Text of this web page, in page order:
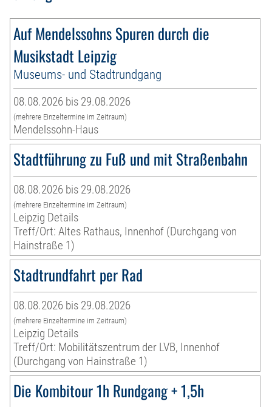
Auf Mendelssohns Spuren durch die
Musikstadt Leipzig
Museums- und Stadtrundgang
08.08.2026 bis 29.08.2026
(mehrere Einzeltermine im Zeitraum)
Mendelssohn-Haus
Stadtführung zu Fuß und mit Straßenbahn
08.08.2026 bis 29.08.2026
(mehrere Einzeltermine im Zeitraum)
Leipzig Details
Treff/Ort: Altes Rathaus, Innenhof (Durchgang von
Hainstraße 1)
Stadtrundfahrt per Rad
08.08.2026 bis 29.08.2026
(mehrere Einzeltermine im Zeitraum)
Leipzig Details
Treff/Ort: Mobilitätszentrum der LVB, Innenhof
(Durchgang von Hainstraße 1)
Die Kombitour 1h Rundgang + 1,5h